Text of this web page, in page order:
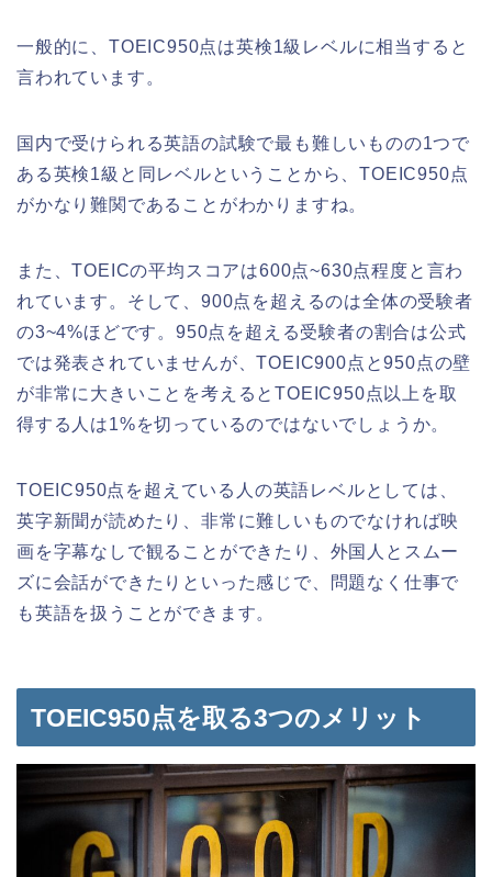
一般的に、TOEIC950点は英検1級レベルに相当すると
言われています。
国内で受けられる英語の試験で最も難しいものの1つで
ある英検1級と同レベルということから、TOEIC950点
がかなり難関であることがわかりますね。
また、TOEICの平均スコアは600点~630点程度と言わ
れています。そして、900点を超えるのは全体の受験者
の3~4%ほどです。950点を超える受験者の割合は公式
では発表されていませんが、TOEIC900点と950点の壁
が非常に大きいことを考えるとTOEIC950点以上を取
得する人は1%を切っているのではないでしょうか。
TOEIC950点を超えている人の英語レベルとしては、
英字新聞が読めたり、非常に難しいものでなければ映
画を字幕なしで観ることができたり、外国人とスムー
ズに会話ができたりといった感じで、問題なく仕事で
も英語を扱うことができます。
TOEIC950点を取る3つのメリット